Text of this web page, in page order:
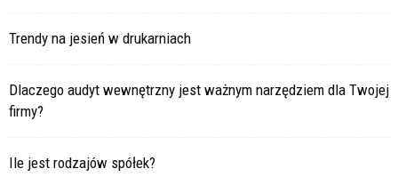
Trendy na jesień w drukarniach
Dlaczego audyt wewnętrzny jest ważnym narzędziem dla Twojej
firmy?
Ile jest rodzajów spółek?